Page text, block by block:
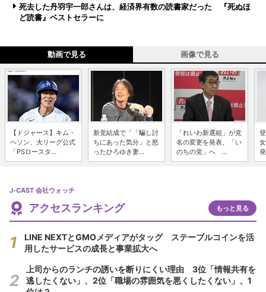
死去した丹羽宇一郎さんは、経済界有数の読書家だった 『死ぬほ
ど読書』ベストセラーに
動画で見る 画像で見る
【ドジャース】キム・
ヘソン、大リーグ公式
「PSロースタ...
新党結成で「「騙し討
ちにあった気分」と怒
ったひろゆき妻...
「れいわ新選組」が党
名の変更を発表、「い
のちの党」へ ...
J-CAST 会社ウォッチ
アクセスランキング もっと見る
LINE NEXTとGMOメディアがタッグ ステーブルコインを活
用したサービスの成長と事業拡大へ
上司からのランチの誘いを断りにくい理由 3位「情報共有を
逃したくない」、2位「職場の雰囲気を悪くしたくない」、1